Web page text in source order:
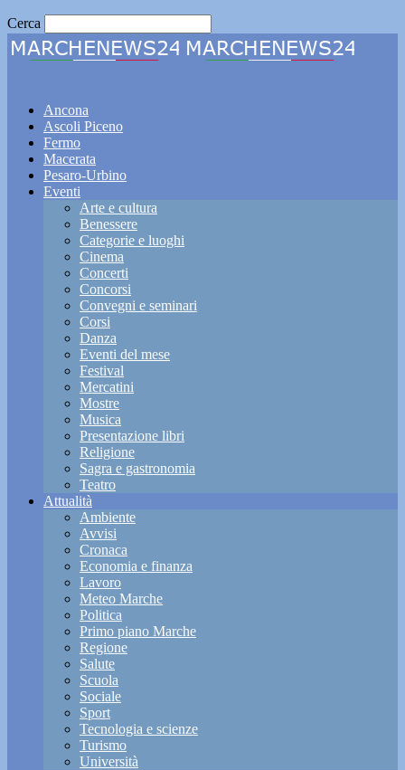
Cerca
Ancona
Ascoli Piceno
Fermo
Macerata
Pesaro-Urbino
Eventi
Arte e cultura
Benessere
Categorie e luoghi
Cinema
Concerti
Concorsi
Convegni e seminari
Corsi
Danza
Eventi del mese
Festival
Mercatini
Mostre
Musica
Presentazione libri
Religione
Sagra e gastronomia
Teatro
Attualità
Ambiente
Avvisi
Cronaca
Economia e finanza
Lavoro
Meteo Marche
Politica
Primo piano Marche
Regione
Salute
Scuola
Sociale
Sport
Tecnologia e scienze
Turismo
Università